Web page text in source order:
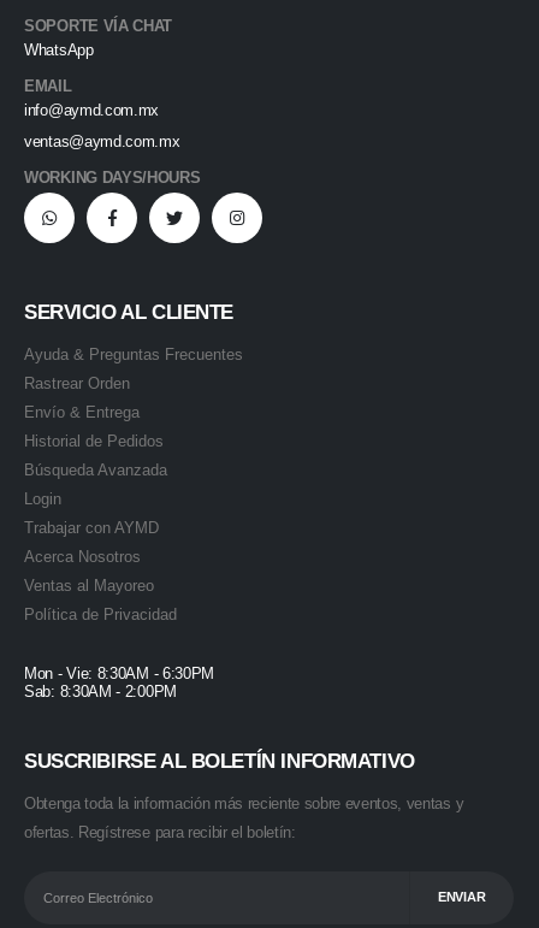
SOPORTE VÍA CHAT
WhatsApp
EMAIL
info@aymd.com.mx
ventas@aymd.com.mx
WORKING DAYS/HOURS
SERVICIO AL CLIENTE
Ayuda & Preguntas Frecuentes
Rastrear Orden
Envío & Entrega
Historial de Pedidos
Búsqueda Avanzada
Login
Trabajar con AYMD
Acerca Nosotros
Ventas al Mayoreo
Política de Privacidad
Mon - Vie: 8:30AM - 6:30PM
Sab: 8:30AM - 2:00PM
SUSCRIBIRSE AL BOLETÍN INFORMATIVO
Obtenga toda la información más reciente sobre eventos, ventas y
ofertas. Regístrese para recibir el boletín: